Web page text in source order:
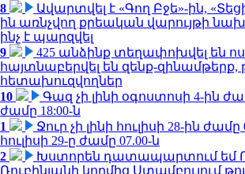
8
Ավարտվել է «Գող Բջե»-ին,
ին առնչվող քրեական վարույթի
ինչ է պարզվել
9
425 անձինք տեղափոխվել են
հայտնաբերվել են զենք-
հետախուզվողներ
10
Գազ չի լինի օգոստոսի 4-ին
ժամը 18:00-ն
1
Ջուր չի լինի հուլիսի 28-ին ժամը
հուլիսի 29-ը ժամը 07.00-ն
2
Խստորեն դատապարտում եմ
Ռուբինյանի կողմից Ստամբուլում